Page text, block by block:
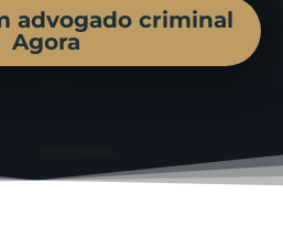
advogado criminal
Agora